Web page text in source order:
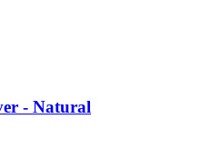
-​ Natural